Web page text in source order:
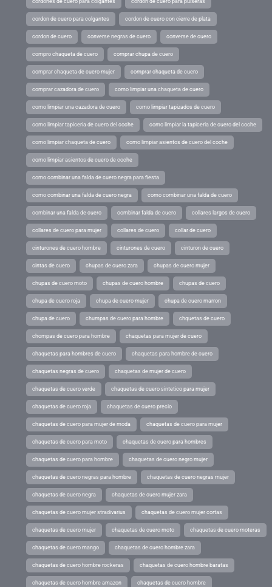
cordones de cuero para colgantes cordon de cuero para pulseras
cordon de cuero para colgantes cordon de cuero con cierre de plata
cordon de cuero converse negras de cuero converse de cuero
compro chaqueta de cuero comprar chupa de cuero
comprar chaqueta de cuero mujer comprar chaqueta de cuero
comprar cazadora de cuero como limpiar una chaqueta de cuero
como limpiar una cazadora de cuero como limpiar tapizados de cuero
como limpiar tapiceria de cuero del coche como limpiar la tapiceria de cuero del coche
como limpiar chaqueta de cuero como limpiar asientos de cuero del coche
como limpiar asientos de cuero de coche
como combinar una falda de cuero negra para fiesta
como combinar una falda de cuero negra como combinar una falda de cuero
combinar una falda de cuero combinar falda de cuero collares largos de cuero
collares de cuero para mujer collares de cuero collar de cuero
cinturones de cuero hombre cinturones de cuero cinturon de cuero
cintas de cuero chupas de cuero zara chupas de cuero mujer
chupas de cuero moto chupas de cuero hombre chupas de cuero
chupa de cuero roja chupa de cuero mujer chupa de cuero marron
chupa de cuero chumpas de cuero para hombre chquetas de cuero
chompas de cuero para hombre chaquetas para mujer de cuero
chaquetas para hombres de cuero chaquetas para hombre de cuero
chaquetas negras de cuero chaquetas de mujer de cuero
chaquetas de cuero verde chaquetas de cuero sintetico para mujer
chaquetas de cuero roja chaquetas de cuero precio
chaquetas de cuero para mujer de moda chaquetas de cuero para mujer
chaquetas de cuero para moto chaquetas de cuero para hombres
chaquetas de cuero para hombre chaquetas de cuero negro mujer
chaquetas de cuero negras para hombre chaquetas de cuero negras mujer
chaquetas de cuero negra chaquetas de cuero mujer zara
chaquetas de cuero mujer stradivarius chaquetas de cuero mujer cortas
chaquetas de cuero mujer chaquetas de cuero moto chaquetas de cuero moteras
chaquetas de cuero mango chaquetas de cuero hombre zara
chaquetas de cuero hombre rockeras chaquetas de cuero hombre baratas
chaquetas de cuero hombre amazon chaquetas de cuero hombre